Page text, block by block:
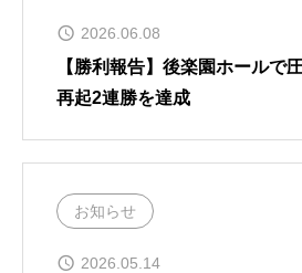
2026.06.08
【勝利報告】後楽園ホールで
再起2連勝を達成
お知らせ
2026.05.14